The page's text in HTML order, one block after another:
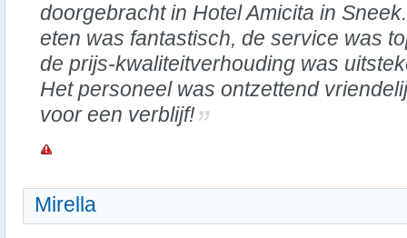
doorgebracht in Hotel Amicita in
eten was fantastisch, de service was
de prijs-kwaliteitverhouding was
Het personeel was ontzettend
voor een verblijf!
Mirella